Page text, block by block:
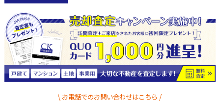
お電話でのお問い合わせはこちら